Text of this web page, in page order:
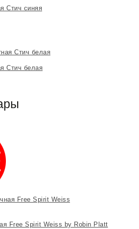
Стич синяя
Стич белая
Free Spirit Weiss by Robin Platt